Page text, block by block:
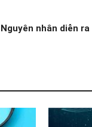
Nguyên nhân diễn